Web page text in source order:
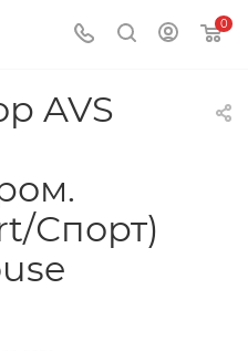
0
AVS
Спорт)